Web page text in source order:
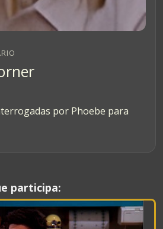
por Phoebe para
participa: